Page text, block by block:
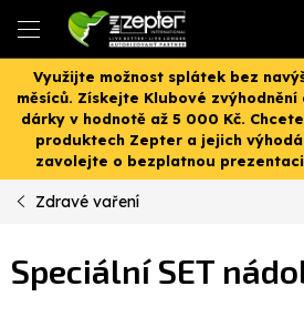
obsah
Využijte možnost splátek bez
měsíců. Získejte Klubové
dárky v hodnotě až 5 000 Kč.
produktech Zepter a jejich
zavolejte o bezplatnou prezentaci
Zdravé vaření
Speciální SET